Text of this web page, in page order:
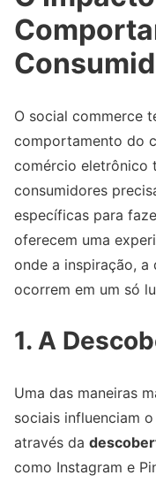
O social commerce
comportamento do
comércio eletrônico
consumidores
específicas para
oferecem uma
onde a inspiração, a
ocorrem em um só
1. A
Uma das maneiras
sociais influenciam
através da
como Instagram e